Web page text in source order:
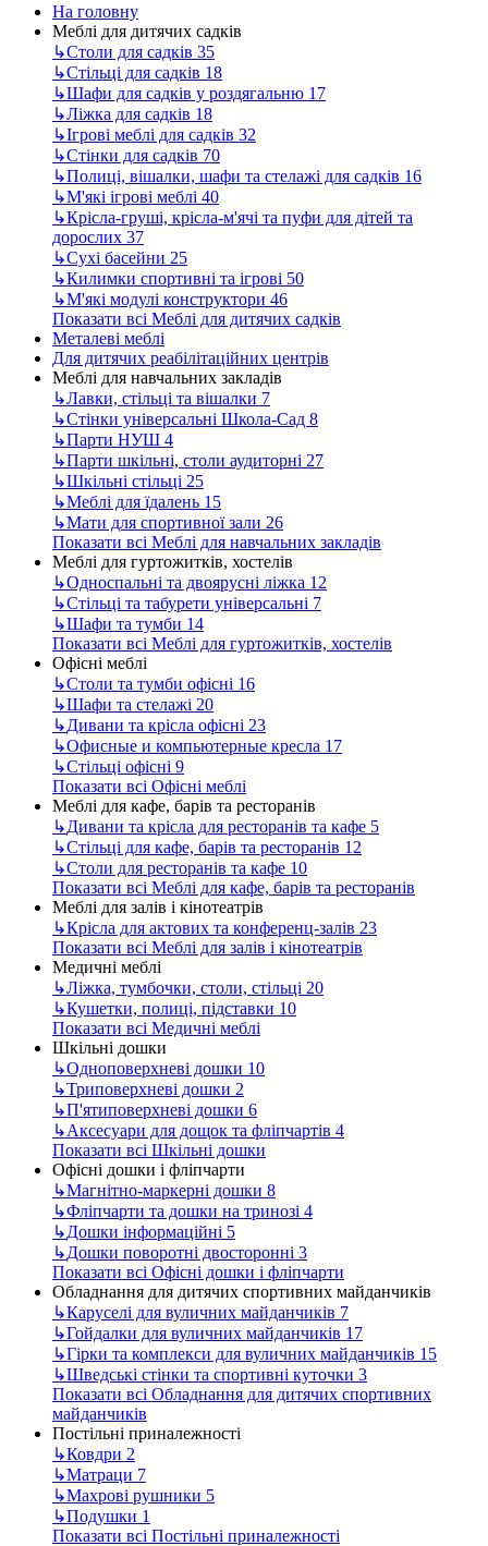
На головну
Меблі для дитячих садків
↳Столи для садків 35
↳Стільці для садків 18
↳Шафи для садків у роздягальню 17
↳Ліжка для садків 18
↳Ігрові меблі для садків 32
↳Стінки для садків 70
↳Полиці, вішалки, шафи та стелажі для садків 16
↳М'які ігрові меблі 40
↳Крісла-груші, крісла-м'ячі та пуфи для дітей та
дорослих 37
↳Сухі басейни 25
↳Килимки спортивні та ігрові 50
↳М'які модулі конструктори 46
Показати всі Меблі для дитячих садків
Металеві меблі
Для дитячих реабілітаційних центрів
Меблі для навчальних закладів
↳Лавки, стільці та вішалки 7
↳Стінки універсальні Школа-Сад 8
↳Парти НУШ 4
↳Парти шкільні, столи аудиторні 27
↳Шкільні стільці 25
↳Меблі для їдалень 15
↳Мати для спортивної зали 26
Показати всі Меблі для навчальних закладів
Меблі для гуртожитків, хостелів
↳Односпальні та двоярусні ліжка 12
↳Стільці та табурети універсальні 7
↳Шафи та тумби 14
Показати всі Меблі для гуртожитків, хостелів
Офісні меблі
↳Столи та тумби офісні 16
↳Шафи та стелажі 20
↳Дивани та крісла офісні 23
↳Офисные и компьютерные кресла 17
↳Стільці офісні 9
Показати всі Офісні меблі
Меблі для кафе, барів та ресторанів
↳Дивани та крісла для ресторанів та кафе 5
↳Стільці для кафе, барів та ресторанів 12
↳Столи для ресторанів та кафе 10
Показати всі Меблі для кафе, барів та ресторанів
Меблі для залів і кінотеатрів
↳Крісла для актових та конференц-залів 23
Показати всі Меблі для залів і кінотеатрів
Медичні меблі
↳Ліжка, тумбочки, столи, стільці 20
↳Кушетки, полиці, підставки 10
Показати всі Медичні меблі
Шкільні дошки
↳Одноповерхневі дошки 10
↳Триповерхневі дошки 2
↳П'ятиповерхневі дошки 6
↳Аксесуари для дощок та фліпчартів 4
Показати всі Шкільні дошки
Офісні дошки і фліпчарти
↳Магнітно-маркерні дошки 8
↳Фліпчарти та дошки на тринозі 4
↳Дошки інформаційні 5
↳Дошки поворотні двосторонні 3
Показати всі Офісні дошки і фліпчарти
Обладнання для дитячих спортивних майданчиків
↳Каруселі для вуличних майданчиків 7
↳Гойдалки для вуличних майданчиків 17
↳Гірки та комплекси для вуличних майданчиків 15
↳Шведські стінки та спортивні куточки 3
Показати всі Обладнання для дитячих спортивних
майданчиків
Постільні приналежності
↳Ковдри 2
↳Матраци 7
↳Махрові рушники 5
↳Подушки 1
Показати всі Постільні приналежності